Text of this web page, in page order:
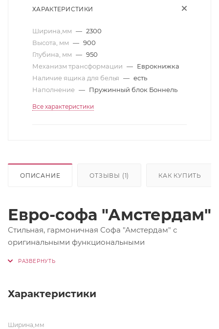
ХАРАКТЕРИСТИКИ
Ширина,мм — 2300
Высота, мм — 900
Глубина, мм — 950
Механизм трансформации — Еврокнижка
Наличие ящика для белья — есть
Наполнение — Пружинный блок Боннель
Все характеристики
ОПИСАНИЕ ОТЗЫВЫ (1) КАК КУПИТЬ
Евро-софа "Амстердам"
Стильная, гармоничная Софа "Амстердам" с
оригинальными функциональными
Модель оснащена вместительным ящиком для
Характеристики
Ширина,мм